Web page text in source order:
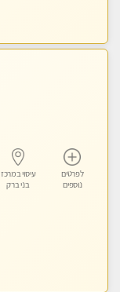
לפרטים
נוספים
עיסוי במרכז
בני ברק